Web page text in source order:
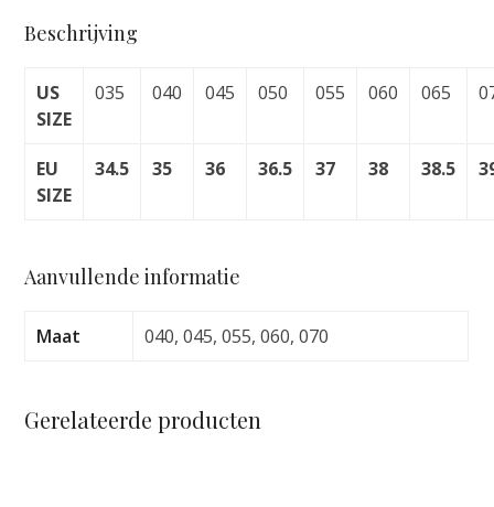
SKOOL
LEOPARD
DIVA
aantal
Beschrijving
US
SIZE
035 040 045 050 055 060 065
EU
SIZE
34.5 35 36 36.5 37 38 38.5
Aanvullende informatie
Maat 040, 045, 055, 060, 070
Gerelateerde producten